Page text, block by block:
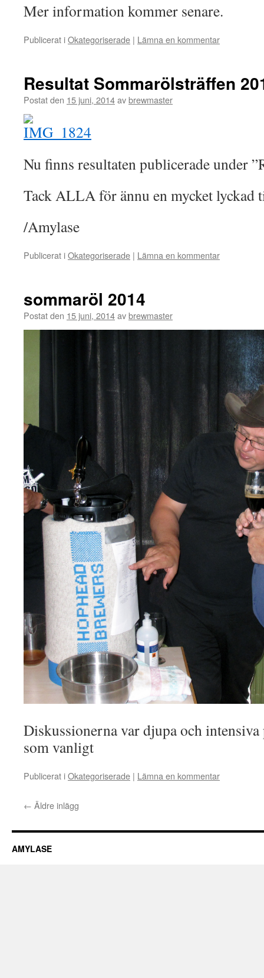
Mer information kommer senare.
Publicerat iOkategoriserade | Lämna en kommentar
Resultat Sommarölsträffen
Postat den 15 juni, 2014avbrewmaster
Nu finns resultaten publicerade under
Tack ALLA för ännu en mycket
/Amylase
Publicerat iOkategoriserade | Lämna en kommentar
sommaröl 2014
Postat den 15 juni, 2014avbrewmaster
Diskussionerna var djupa och
som vanligt
Publicerat iOkategoriserade | Lämna en kommentar
← Äldre inlägg
AMYLASE